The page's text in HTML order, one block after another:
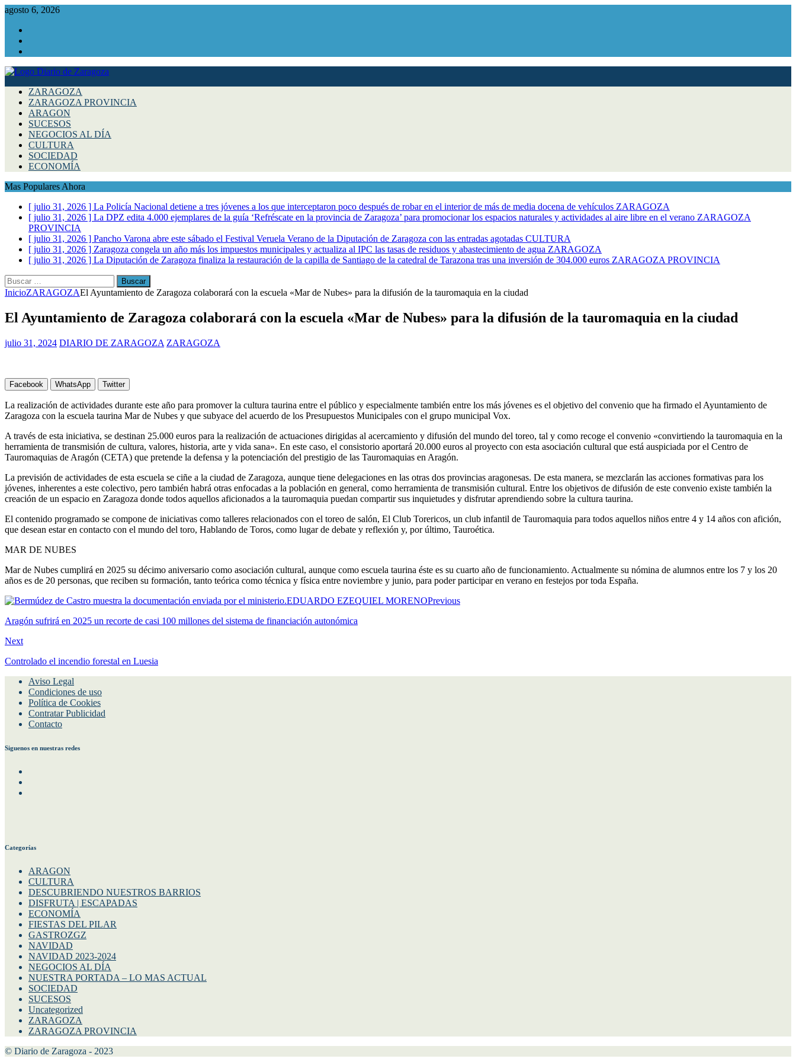
agosto 6, 2026
ZARAGOZA
ZARAGOZA PROVINCIA
ARAGON
SUCESOS
NEGOCIOS AL DÍA
CULTURA
SOCIEDAD
ECONOMÍA
Mas Populares Ahora
[ julio 31, 2026 ] La Policía Nacional detiene a tres jóvenes a los que interceptaron poco después de robar en el interior de más de media docena de vehículos ZARAGOZA
[ julio 31, 2026 ] La DPZ edita 4.000 ejemplares de la guía ‘Refréscate en la provincia de Zaragoza’ para promocionar los espacios naturales y actividades al aire libre en el verano ZARAGOZA
PROVINCIA
[ julio 31, 2026 ] Pancho Varona abre este sábado el Festival Veruela Verano de la Diputación de Zaragoza con las entradas agotadas CULTURA
[ julio 31, 2026 ] Zaragoza congela un año más los impuestos municipales y actualiza al IPC las tasas de residuos y abastecimiento de agua ZARAGOZA
[ julio 31, 2026 ] La Diputación de Zaragoza finaliza la restauración de la capilla de Santiago de la catedral de Tarazona tras una inversión de 304.000 euros ZARAGOZA PROVINCIA
Buscar:
InicioZARAGOZAEl Ayuntamiento de Zaragoza colaborará con la escuela «Mar de Nubes» para la difusión de la tauromaquia en la ciudad
El Ayuntamiento de Zaragoza colaborará con la escuela «Mar de Nubes» para la difusión de la tauromaquia en la ciudad
julio 31, 2024 DIARIO DE ZARAGOZA ZARAGOZA
Facebook WhatsApp Twitter
La realización de actividades durante este año para promover la cultura taurina entre el público y especialmente también entre los más jóvenes es el objetivo del convenio que ha firmado el Ayuntamiento de
Zaragoza con la escuela taurina Mar de Nubes y que subyace del acuerdo de los Presupuestos Municipales con el grupo municipal Vox.
A través de esta iniciativa, se destinan 25.000 euros para la realización de actuaciones dirigidas al acercamiento y difusión del mundo del toreo, tal y como recoge el convenio «convirtiendo la tauromaquia en la
herramienta de transmisión de cultura, valores, historia, arte y vida sana». En este caso, el consistorio aportará 20.000 euros al proyecto con esta asociación cultural que está auspiciada por el Centro de
Tauromaquias de Aragón (CETA) que pretende la defensa y la potenciación del prestigio de las Tauromaquias en Aragón.
La previsión de actividades de esta escuela se ciñe a la ciudad de Zaragoza, aunque tiene delegaciones en las otras dos provincias aragonesas. De esta manera, se mezclarán las acciones formativas para los
jóvenes, inherentes a este colectivo, pero también habrá otras enfocadas a la población en general, como herramienta de transmisión cultural. Entre los objetivos de difusión de este convenio existe también la
creación de un espacio en Zaragoza donde todos aquellos aficionados a la tauromaquia puedan compartir sus inquietudes y disfrutar aprendiendo sobre la cultura taurina.
El contenido programado se compone de iniciativas como talleres relacionados con el toreo de salón, El Club Torericos, un club infantil de Tauromaquia para todos aquellos niños entre 4 y 14 años con afición,
que desean estar en contacto con el mundo del toro, Hablando de Toros, como lugar de debate y reflexión y, por último, Tauroética.
MAR DE NUBES
Mar de Nubes cumplirá en 2025 su décimo aniversario como asociación cultural, aunque como escuela taurina éste es su cuarto año de funcionamiento. Actualmente su nómina de alumnos entre los 7 y los 20
años es de 20 personas, que reciben su formación, tanto teórica como técnica y física entre noviembre y junio, para poder participar en verano en festejos por toda España.
Previous
Aragón sufrirá en 2025 un recorte de casi 100 millones del sistema de financiación autonómica
Next
Controlado el incendio forestal en Luesia
Aviso Legal
Condiciones de uso
Política de Cookies
Contratar Publicidad
Contacto
Siguenos en nuestras redes
Categorías
ARAGON
CULTURA
DESCUBRIENDO NUESTROS BARRIOS
DISFRUTA | ESCAPADAS
ECONOMÍA
FIESTAS DEL PILAR
GASTROZGZ
NAVIDAD
NAVIDAD 2023-2024
NEGOCIOS AL DÍA
NUESTRA PORTADA – LO MAS ACTUAL
SOCIEDAD
SUCESOS
Uncategorized
ZARAGOZA
ZARAGOZA PROVINCIA
© Diario de Zaragoza - 2023